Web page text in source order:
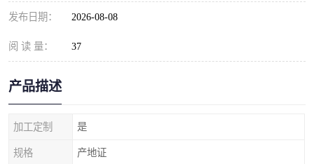
发布日期： 2026-08-08
阅 读 量： 37
产品描述
加工定制 是
规格 产地证